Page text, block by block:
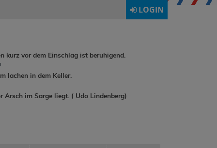
LOGIN
rene90hat
kurz vor dem Einschlag ist beruhigend.
lachen in dem Keller.
Arsch im Sarge liegt. ( Udo Lindenberg)